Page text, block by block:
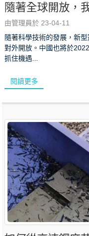
隨著全球開放，
由管理員於 23-04-11
隨著科學技術的發展，新
對外開放。中國也將於
抓住機遇...
閱讀更多